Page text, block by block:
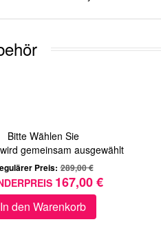
Bitte Wählen Sie
gemeinsam ausgewählt
Preis: 289,00 €
167,00 €
In den Warenkorb